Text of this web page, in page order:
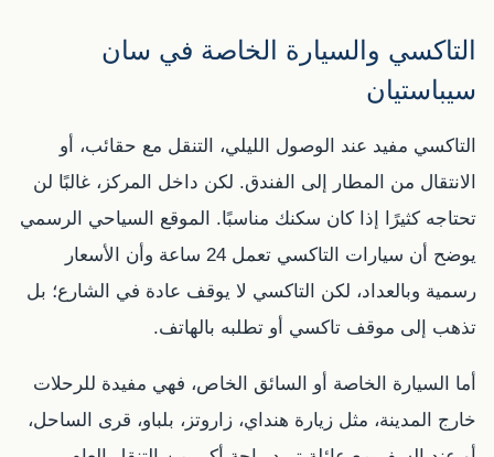
التاكسي والسيارة الخاصة في سان
سيباستيان
التاكسي مفيد عند الوصول الليلي، التنقل مع حقائب، أو
الانتقال من المطار إلى الفندق. لكن داخل المركز، غالبًا لن
تحتاجه كثيرًا إذا كان سكنك مناسبًا. الموقع السياحي الرسمي
يوضح أن سيارات التاكسي تعمل 24 ساعة وأن الأسعار
رسمية وبالعداد، لكن التاكسي لا يوقف عادة في الشارع؛ بل
تذهب إلى موقف تاكسي أو تطلبه بالهاتف.
أما السيارة الخاصة أو السائق الخاص، فهي مفيدة للرحلات
خارج المدينة، مثل زيارة هنداي، زاروتز، بلباو، قرى الساحل،